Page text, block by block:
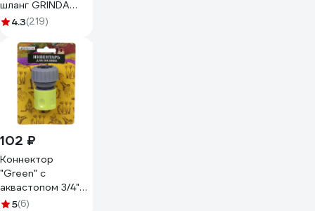
шланг GRINDA
PROLine EXPERT 5
429007-3/4-25
4.3(219)
102 ₽
Коннектор
"Green" с
аквастопом 3/4"
Добросад 784-
5(6)